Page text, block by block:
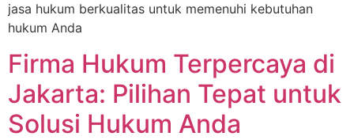
jasa hukum berkualitas untuk memenuhi kebutuhan
hukum Anda
Firma Hukum Terpercaya di
Jakarta: Pilihan Tepat untuk
Solusi Hukum Anda